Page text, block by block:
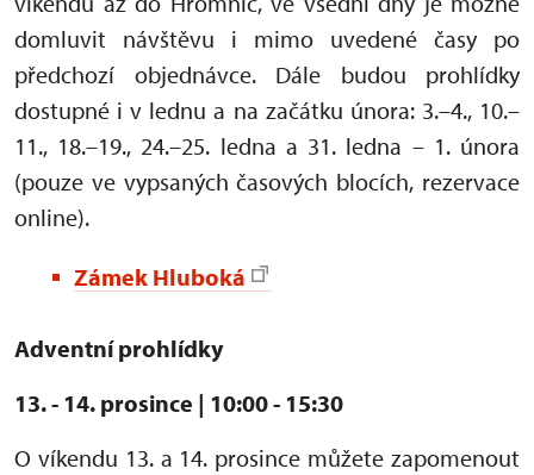
domluvit návštěvu i mimo uvedené časy po
předchozí objednávce. Dále budou prohlídky
dostupné i v lednu a na začátku února: 3.–4., 10.–
11., 18.–19., 24.–25. ledna a 31. ledna – 1. února
(pouze ve vypsaných časových blocích, rezervace
online).
Zámek Hluboká
Adventní prohlídky
13. - 14. prosince | 10:00 - 15:30
O víkendu 13. a 14. prosince můžete zapomenout